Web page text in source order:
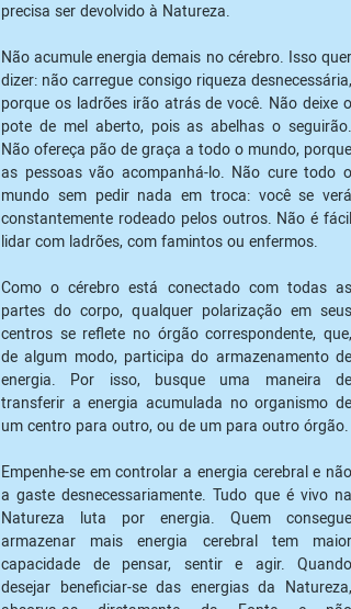
precisa ser devolvido à Natureza.
Não acumule energia demais no cérebro. Isso quer
dizer: não carregue consigo riqueza desnecessária,
porque os ladrões irão atrás de você. Não deixe o
pote de mel aberto, pois as abelhas o seguirão.
Não ofereça pão de graça a todo o mundo, porque
as pessoas vão acompanhá-lo. Não cure todo o
mundo sem pedir nada em troca: você se verá
constantemente rodeado pelos outros. Não é fácil
lidar com ladrões, com famintos ou enfermos.
Como o cérebro está conectado com todas as
partes do corpo, qualquer polarização em seus
centros se reflete no órgão correspondente, que,
de algum modo, participa do armazenamento de
energia. Por isso, busque uma maneira de
transferir a energia acumulada no organismo de
um centro para outro, ou de um para outro órgão.
Empenhe-se em controlar a energia cerebral e não
a gaste desnecessariamente. Tudo que é vivo na
Natureza luta por energia. Quem consegue
armazenar mais energia cerebral tem maior
capacidade de pensar, sentir e agir. Quando
desejar beneficiar-se das energias da Natureza,